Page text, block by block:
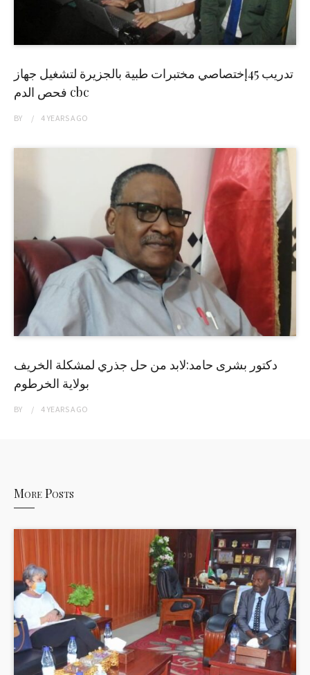
تدريب 45إختصاصي مختبرات طبية بالجزيرة لتشغيل جهاز
فحص الدم cbc
BY 4 YEARSAGO
دكتور بشرى حامد:لابد من حل جذري لمشكلة الخريف
بولاية الخرطوم
BY 4 YEARSAGO
More Posts